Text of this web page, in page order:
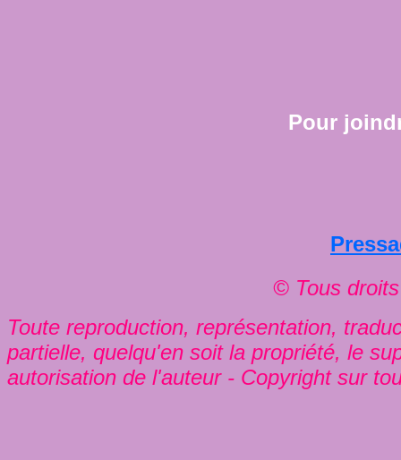
Pour
© Tous
Toute reproduction, représentation,
partielle, quelqu'en soit la propriété, le
autorisation de l'auteur - Copyright sur